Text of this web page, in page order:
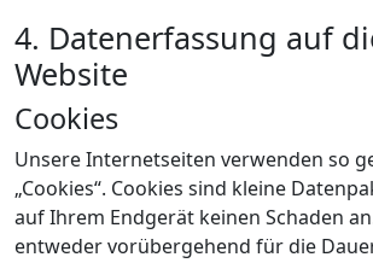
4. Datenerfassung auf
Website
Cookies
Unsere Internetseiten verwenden so
„Cookies“. Cookies sind kleine
auf Ihrem Endgerät keinen Schaden
entweder vorübergehend für die